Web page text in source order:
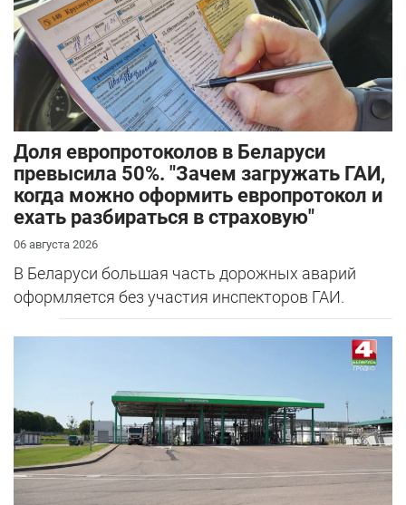
Доля европротоколов в Беларуси
превысила 50%. "Зачем загружать ГАИ,
когда можно оформить европротокол и
ехать разбираться в страховую"
06 августа 2026
В Беларуси большая часть дорожных аварий
оформляется без участия инспекторов ГАИ.